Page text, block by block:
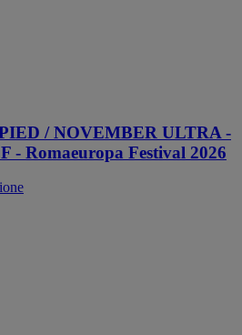
/ NOVEMBER ULTRA -
- Romaeuropa Festival 2026